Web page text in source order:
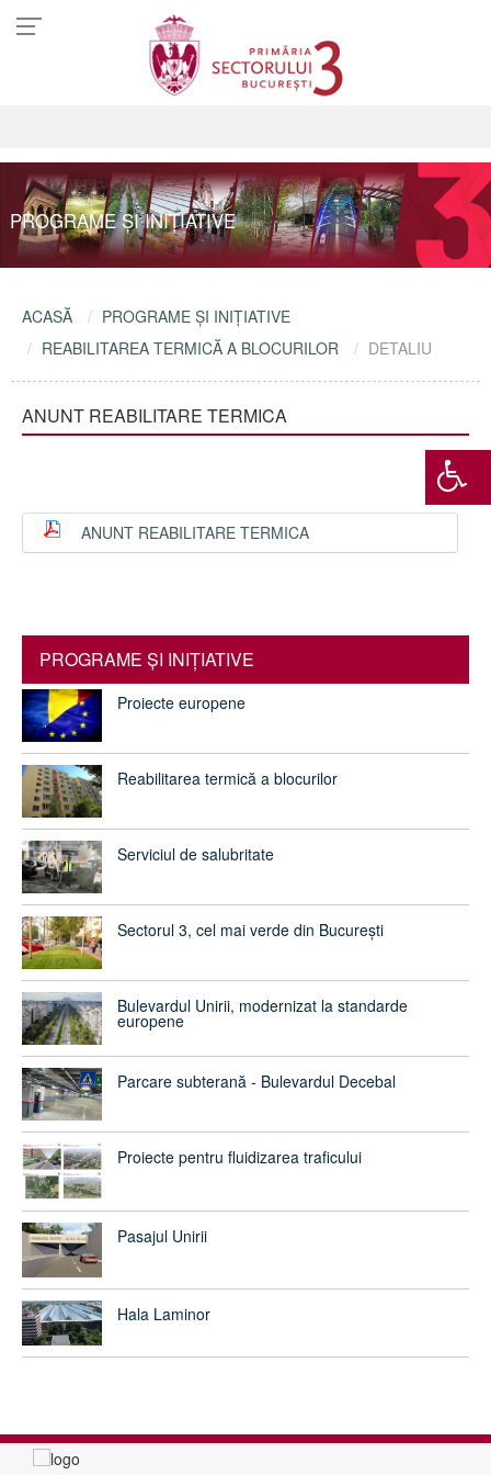
PROGRAME ŞI INIŢIATIVE
ACASĂ
PROGRAME ŞI INIŢIATIVE
REABILITAREA TERMICĂ A BLOCURILOR
DETALIU
ANUNT REABILITARE TERMICA
ANUNT REABILITARE TERMICA
PROGRAME ŞI INIŢIATIVE
Proiecte europene
Reabilitarea termică a blocurilor
Serviciul de salubritate
Sectorul 3, cel mai verde din București
Bulevardul Unirii, modernizat la standarde
europene
Parcare subterană - Bulevardul Decebal
Proiecte pentru fluidizarea traficului
Pasajul Unirii
Hala Laminor